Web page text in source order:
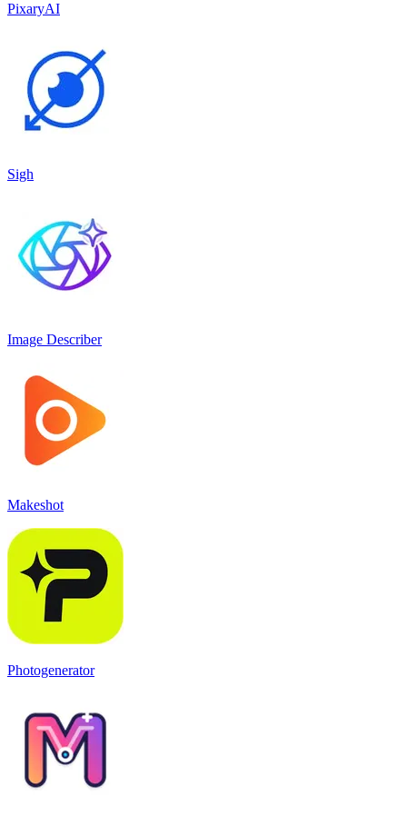
PixaryAI
Sigh
Image Describer
Makeshot
Photogenerator